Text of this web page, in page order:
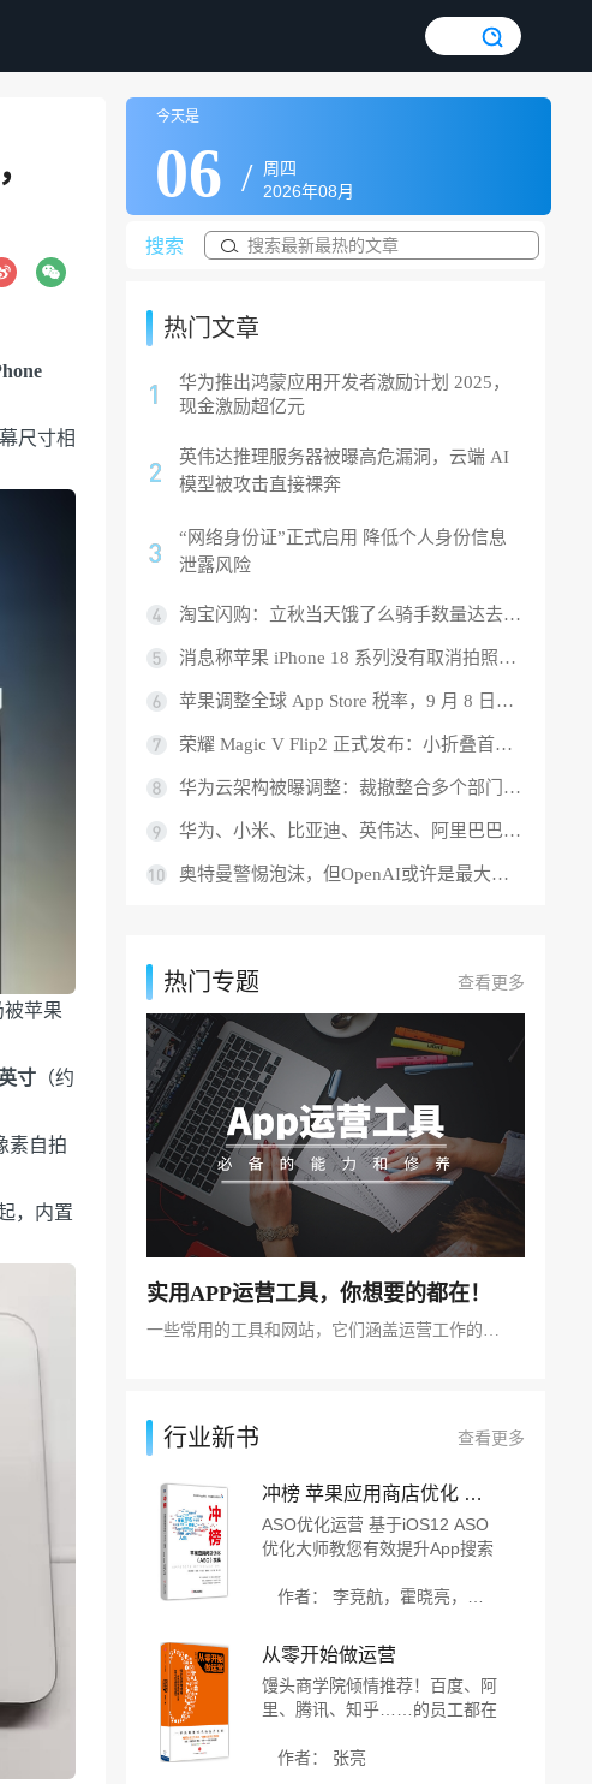
尺寸相
被苹果
寸 （约
素自拍
，内置
今天是
06 /
周四
2026年08月
搜索
热门文章
华为推出鸿蒙应用开发者激励计划 2025，
现金激励超亿元
英伟达推理服务器被曝高危漏洞，云端 AI
模型被攻击直接裸奔
“网络身份证”正式启用 降低个人身份信息
泄露风险
淘宝闪购：立秋当天饿了么骑手数量达去年同期 3.5 倍，平均收入 1.4 倍
消息称苹果 iPhone 18 系列没有取消拍照按键，改用纯压感方案
苹果调整全球 App Store 税率，9 月 8 日部分地区应用价格将上涨
荣耀 Magic V Flip2 正式发布：小折叠首款 2 亿 AI 超清主摄，5499 元起
华为云架构被曝调整：裁撤整合多个部门，目标今年盈利
华为、小米、比亚迪、英伟达、阿里巴巴、游戏科学、DeepSeek、宇树科技等入选 MIT 科技评论 2025 年度“50 家聪明公司”
奥特曼警惕泡沫，但OpenAI或许是最大泡沫
热门专题 查看更多
实用APP运营工具，你想要的都在！
行业新书 查看更多
冲榜 苹果应用商店优化 ASO 实战
ASO优化运营 基于iOS12 ASO
优化大师教您有效提升App搜索
提升苹果搜索广告的转化率和投
从零开始做运营
馒头商学院倾情推荐！百度、阿
里、腾讯、知乎……的员工都在
网领域优秀回答者倾囊分享接地
作者： 张亮